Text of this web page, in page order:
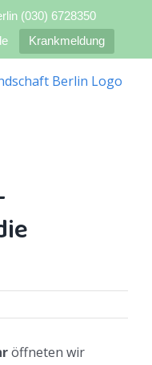
(030) 6728350
Krankmeldung
öffneten wir